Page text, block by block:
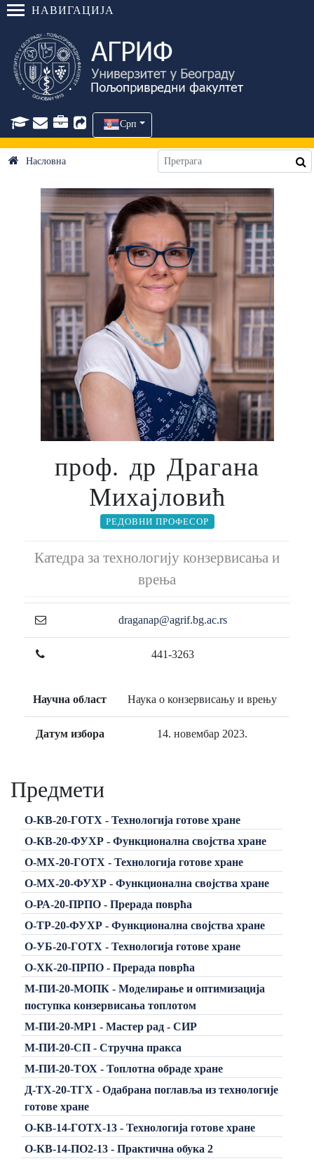
НАВИГАЦИЈА
Срп
Насловна
проф. др Драгана
Михајловић
РЕДОВНИ ПРОФЕСОР
Катедра за технологију конзервисања и
врења
draganap@agrif.bg.ac.rs
441-3263
Научна област Наука о конзервисању и врењу
Датум избора 14. новембар 2023.
Предмети
О-КВ-20-ГОТХ - Технологија готове хране
О-КВ-20-ФУХР - Функционална својства хране
О-МХ-20-ГОТХ - Технологија готове хране
О-МХ-20-ФУХР - Функционална својства хране
О-РА-20-ПРПО - Прерада поврћа
О-ТР-20-ФУХР - Функционална својства хране
О-УБ-20-ГОТХ - Технологија готове хране
О-ХК-20-ПРПО - Прерада поврћа
М-ПИ-20-МОПК - Моделирање и оптимизација
поступка конзервисања топлотом
М-ПИ-20-МР1 - Мастер рад - СИР
М-ПИ-20-СП - Стручна пракса
М-ПИ-20-ТОХ - Топлотна обраде хране
Д-ТХ-20-ТГХ - Одабрана поглавља из технологије
готове хране
О-КВ-14-ГОТХ-13 - Технологија готове хране
О-КВ-14-ПО2-13 - Практична обука 2